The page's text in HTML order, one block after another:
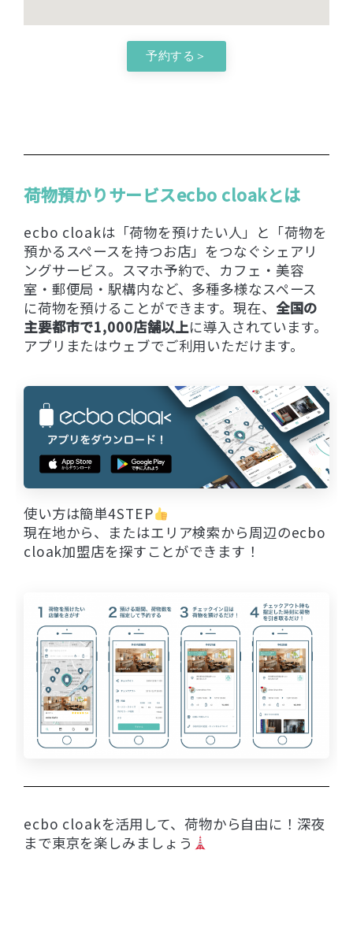
予約する＞
荷物預かりサービスecbo cloakとは
ecbo cloakは「荷物を預けたい人」と「荷物を
預かるスペースを持つお店」をつなぐシェアリ
ングサービス。スマホ予約で、カフェ・美容
室・郵便局・駅構内など、多種多様なスペース
に荷物を預けることができます。現在、 全国の
主要都市で1,000店舗以上に導入されています。
アプリまたはウェブでご利用いただけます。
使い方は簡単4STEP
現在地から、またはエリア検索から周辺のecbo
cloak加盟店を探すことができます！
ecbo cloakを活用して、荷物から自由に！深夜
まで東京を楽しみましょう